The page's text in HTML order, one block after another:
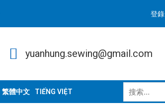
登錄
yuanhung.sewing@gmail.com
TIẾNG VIỆT